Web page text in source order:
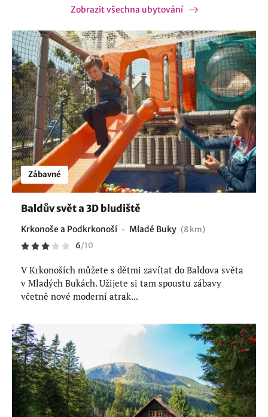
Zobrazit všechna ubytování
Zábavné
Baldův svět a 3D bludiště
Krkonoše a Podkrkonoší Mladé Buky (8 km)
6/10
V Krkonoších můžete s dětmi zavítat do Baldova světa
v Mladých Bukách. Užijete si tam spoustu zábavy
včetně nové moderní atrak...